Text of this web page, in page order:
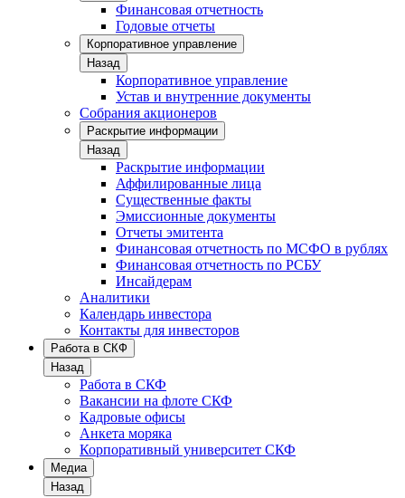
Финансовая отчетность
Годовые отчеты
Корпоративное управление
Назад
Корпоративное управление
Устав и внутренние документы
Собрания акционеров
Раскрытие информации
Назад
Раскрытие информации
Аффилированные лица
Существенные факты
Эмиссионные документы
Отчеты эмитента
Финансовая отчетность по МСФО в рублях
Финансовая отчетность по РСБУ
Инсайдерам
Аналитики
Календарь инвестора
Контакты для инвесторов
Работа в СКФ
Назад
Работа в СКФ
Вакансии на флоте СКФ
Кадровые офисы
Анкета моряка
Корпоративный университет СКФ
Медиа
Назад